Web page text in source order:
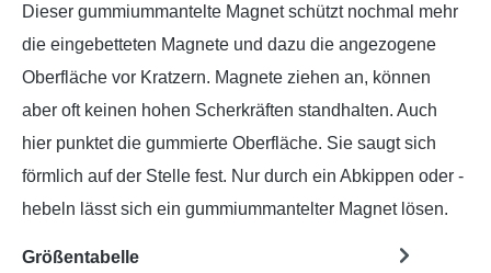
Dieser gummiummantelte Magnet schützt nochmal mehr
die eingebetteten Magnete und dazu die angezogene
Oberfläche vor Kratzern. Magnete ziehen an, können
aber oft keinen hohen Scherkräften standhalten. Auch
hier punktet die gummierte Oberfläche. Sie saugt sich
förmlich auf der Stelle fest. Nur durch ein Abkippen oder -
hebeln lässt sich ein gummiummantelter Magnet lösen.
Größentabelle